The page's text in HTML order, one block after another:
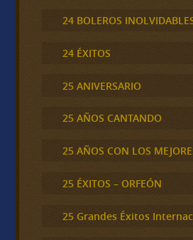
24 BOLEROS
24 ÉXITOS
25 ANIVERSARIO
25 AÑOS CANTANDO
25 AÑOS CON LOS
25 ÉXITOS – ORFEÓN
25 Grandes Éxitos